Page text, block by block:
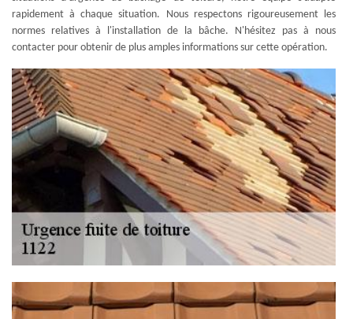
rapidement à chaque situation. Nous respectons rigoureusement les
normes relatives à l'installation de la bâche. N'hésitez pas à nous
contacter pour obtenir de plus amples informations sur cette opération.